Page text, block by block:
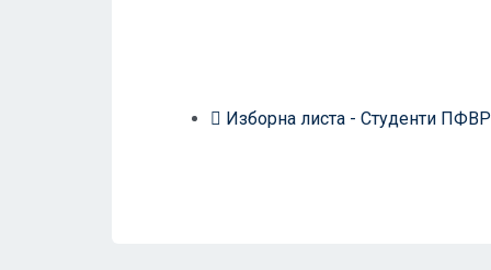
Изборна листа - Студенти ПФВР